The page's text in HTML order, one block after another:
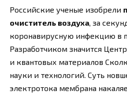
Российские ученые изобрели
очиститель воздуха , за
коронавирусную инфекцию в
Разработчиком значится
и квантовых материалов
науки и технологий. Суть
электротока мембрана